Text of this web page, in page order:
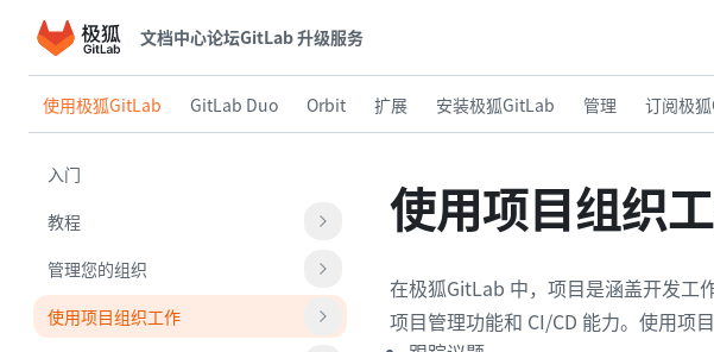
文档中心论坛GitLab 升级服务
使用极狐GitLab GitLab Duo Orbit 扩展 安装极狐GitLab 管理 订阅极
入门
教程
管理您的组织
使用项目组织工作
使用项目组织
在极狐GitLab 中，项目是涵盖开发工
项目管理功能和 CI/CD 能力。使用项